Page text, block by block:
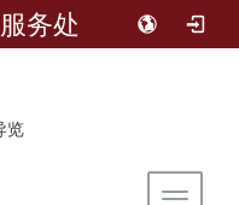
务处
览